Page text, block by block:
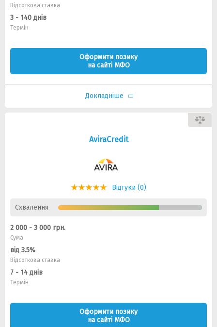
Відсоткова ставка
3 - 140 днів
Термін
Оформити позику
на сайті МФО
Докладніше
AviraCredit
Відгуки (0)
Схвалення
2 000 - 3 000 грн.
Сума
від 3.5%
Відсоткова ставка
7 - 14 днів
Термін
Оформити позику
на сайті МФО